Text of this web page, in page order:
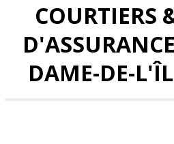
COURTIERS
DAME-DE-